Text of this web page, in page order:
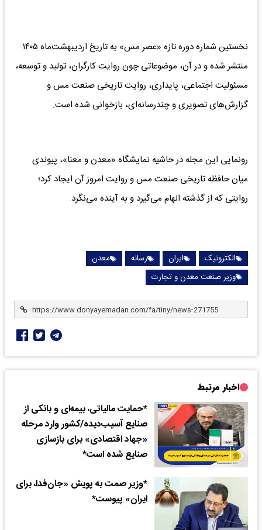
نخستین شماره دوره تازه «عصر مس» به تاریخ اردیبهشت‌ماه ۱۴۰۵
منتشر شده و در آن، موضوعاتی چون روایت کارگران، تولید و توسعه،
مسئولیت اجتماعی، پایداری، روایت تاریخی صنعت مس و
گزارش‌های تصویری و چندرسانه‌ای، بازخوانی شده است.
رونمایی این مجله در حاشیه نمایشگاه «معدن و معنا»، پیوندی
میان حافظه تاریخی صنعت مس و روایت امروز آن ایجاد کرد؛
روایتی که از گذشته الهام می‌گیرد و به آینده می‌نگرد.
الکترونیک ایران رسانه
معدن
وزیر صنعت معدن و تجارت
اخبار مرتبط
*حمایت مالیاتی، بیمه‌ای و بانکی از
صنایع آسیب‌دیده/کشور وارد مرحله
«جهاد اقتصادی» برای بازسازی
صنایع شده است*
*وزیر صمت به پویش «جان‌فدا، برای
ایران» پیوست*